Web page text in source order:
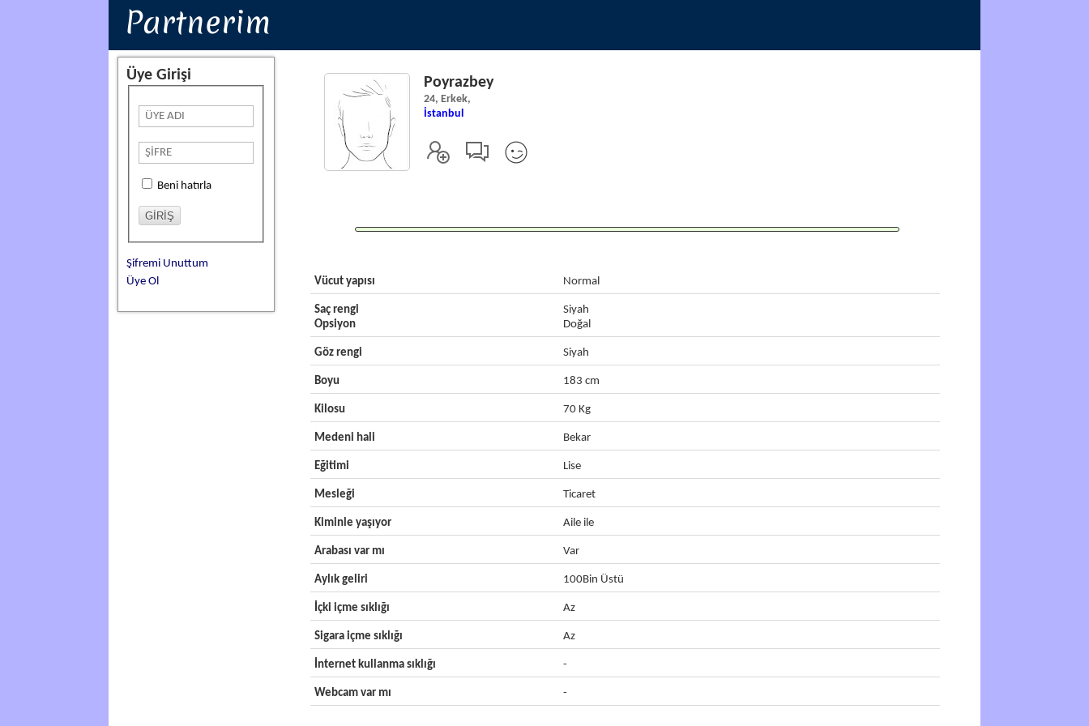
Partnerim
Üye Girişi
Beni hatırla
Şifremi Unuttum
Üye Ol
Poyrazbey
24, Erkek,
İstanbul
Vücut yapısı Normal
Saç rengi
Opsiyon
Siyah
Doğal
Göz rengi Siyah
Boyu 183 cm
Kilosu 70 Kg
Medeni hali Bekar
Eğitimi Lise
Mesleği Ticaret
Kiminle yaşıyor Aile ile
Arabası var mı Var
Aylık geliri 100Bin Üstü
İçki içme sıklığı Az
Sigara içme sıklığı Az
İnternet kullanma sıklığı -
Webcam var mı -